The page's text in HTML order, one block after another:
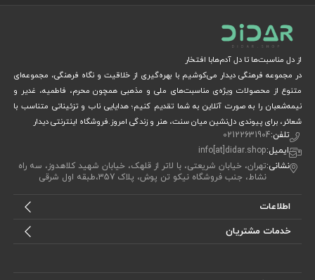
از دل مناسبت‌ها تا دل آدم‌هابا افتخار
در مجموعه فرهنگی دیدار می‌کوشیم با بهره‌گیری از خلاقیت و نگاه فرهنگی، مجموعه‌ای
متنوع از محصولات ویژه‌ی مناسبت‌های ملی و مذهبی همچون محرم، فاطمیه، غدیر و
نیمه‌شعبان را به صورت آنلاین به شما تقدیم کنیم؛ هدایایی ناب و تزئیناتی متناسب با
شعائر، برای پیوندی دل‌نشین میان سنت، هنر و زندگی امروز.فروشگاه اینترنتی دیدار
تلفن:02122631904
ایمیل:info[at]didar.shop
نشانی:تهران، خیابان شریعتی، با لاتر از قلهک، خیابان شهید کلاهدوز، سه راه
نشاط، جنب فروشگاه نیکو تن پوش، پلاک 357،طبقه اول شرقی
اطلاعات
خدمات مشتریان